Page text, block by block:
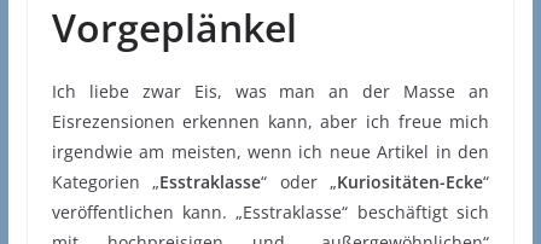
Vorgeplänkel
Ich liebe zwar Eis, was man an der Masse an
Eisrezensionen erkennen kann, aber ich freue mich
irgendwie am meisten, wenn ich neue Artikel in den
Kategorien „Esstraklasse“ oder „Kuriositäten-Ecke“
veröffentlichen kann. „Esstraklasse“ beschäftigt sich